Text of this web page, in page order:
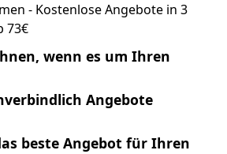
- Kostenlose Angebote in 3
73€
wenn es um Ihren
Angebote
beste Angebot für Ihren